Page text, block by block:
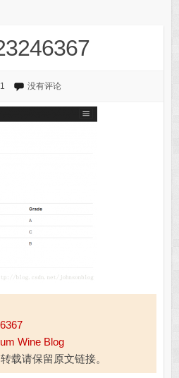
没有评论
Wine Blog
载请保留原文链接。